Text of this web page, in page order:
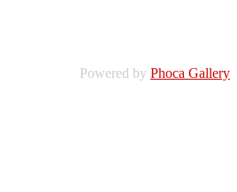
Powered by Phoca Gallery